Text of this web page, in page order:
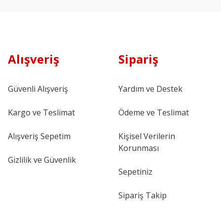
Alışveriş
Güvenli Alışveriş
Kargo ve Teslimat
Alışveriş Sepetim
Gizlilik ve Güvenlik
Sipariş
Yardım ve Destek
Ödeme ve Teslimat
Kişisel Verilerin
Korunması
Sepetiniz
Sipariş Takip